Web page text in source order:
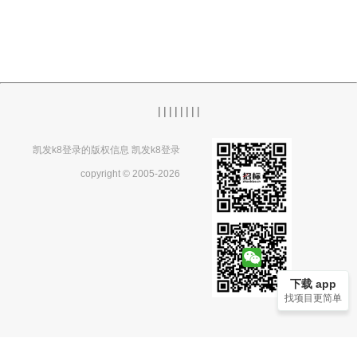
下载 app
找项目更简单
| | | | | | | |
凯发k8登录的版权信息 凯发k8登录
copyright © 2005-2026